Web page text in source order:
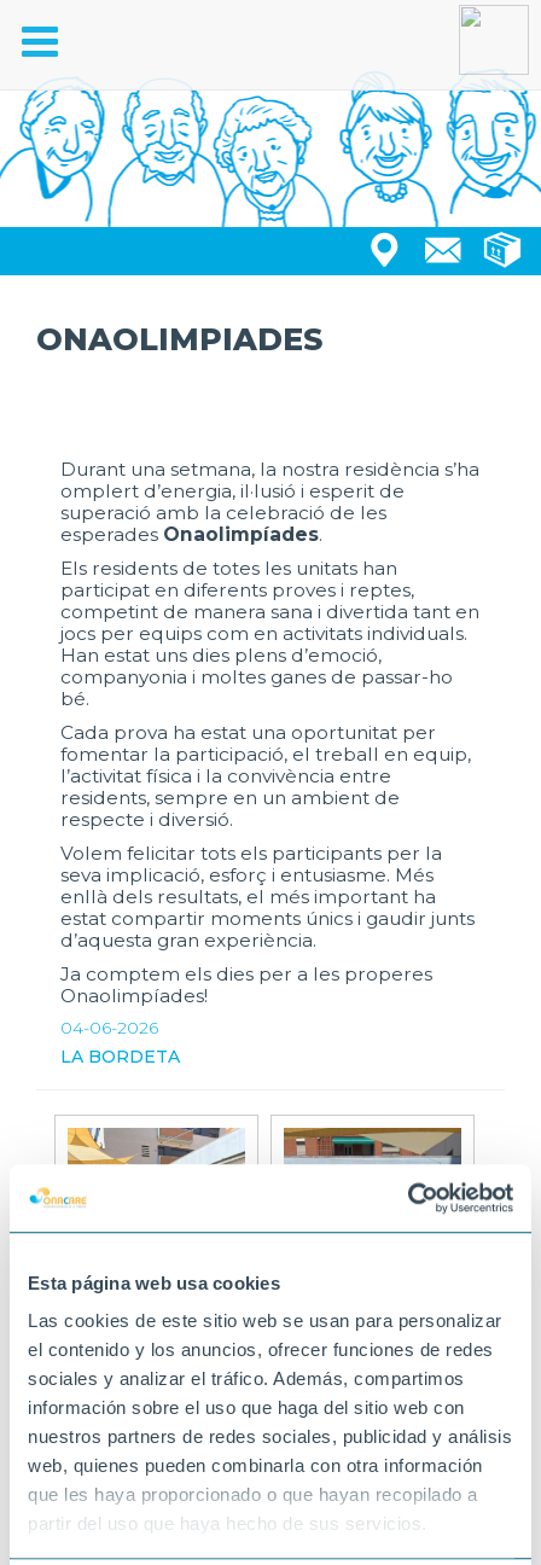
Esta página web usa cookies
Las cookies de este sitio web se usan para personalizar
el contenido y los anuncios, ofrecer funciones de redes
sociales y analizar el tráfico. Además, compartimos
información sobre el uso que haga del sitio web con
nuestros partners de redes sociales, publicidad y análisis
web, quienes pueden combinarla con otra información
que les haya proporcionado o que hayan recopilado a
partir del uso que haya hecho de sus servicios.
Toggle
navigation
ONAOLIMPIADES
Durant una setmana, la nostra residència s’ha
omplert d’energia, il·lusió i esperit de
superació amb la celebració de les
esperades Onaolimpíades.
Els residents de totes les unitats han
participat en diferents proves i reptes,
competint de manera sana i divertida tant en
jocs per equips com en activitats individuals.
Han estat uns dies plens d’emoció,
companyonia i moltes ganes de passar-ho
bé.
Cada prova ha estat una oportunitat per
fomentar la participació, el treball en equip,
l’activitat física i la convivència entre
residents, sempre en un ambient de
respecte i diversió.
Volem felicitar tots els participants per la
seva implicació, esforç i entusiasme. Més
enllà dels resultats, el més important ha
estat compartir moments únics i gaudir junts
d’aquesta gran experiència.
Ja comptem els dies per a les properes
Onaolimpíades!
04-06-2026
LA BORDETA